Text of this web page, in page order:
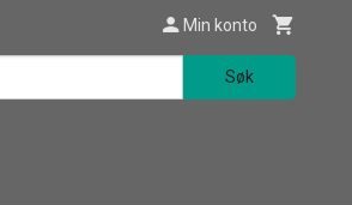
Min konto
Søk